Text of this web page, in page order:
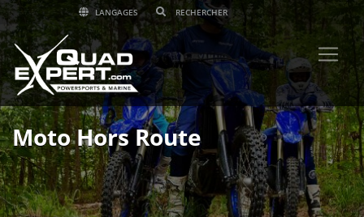
LANGAGES
Moto Hors Route